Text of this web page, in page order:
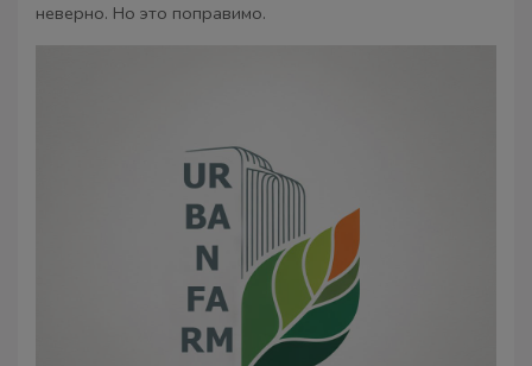
неверно. Но это поправимо.